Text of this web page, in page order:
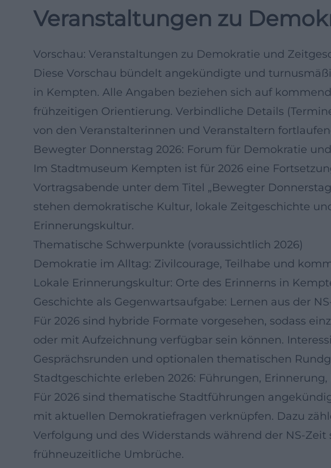
Veranstaltungen zu
Vorschau: Veranstaltungen zu Demokratie und
Diese Vorschau bündelt angekündigte und
in Kempten. Alle Angaben beziehen sich auf
frühzeitigen Orientierung. Verbindliche Details
von den Veranstalterinnen und Veranstaltern
Bewegter Donnerstag 2026: Forum für Demokratie
Im Stadtmuseum Kempten ist für 2026 eine
Vortragsabende unter dem Titel „Bewegter
stehen demokratische Kultur, lokale Zeitgeschichte
Erinnerungskultur.
Thematische Schwerpunkte (voraussichtlich 2026)
Demokratie im Alltag: Zivilcourage, Teilhabe und
Lokale Erinnerungskultur: Orte des Erinnerns in
Geschichte als Gegenwartsaufgabe: Lernen aus der
Für 2026 sind hybride Formate vorgesehen, sodass
oder mit Aufzeichnung verfügbar sein können.
Gesprächsrunden und optionalen thematischen
Stadtgeschichte erleben 2026: Führungen, Erinnerung,
Für 2026 sind thematische Stadtführungen
mit aktuellen Demokratiefragen verknüpfen. Dazu
Verfolgung und des Widerstands während der NS-
frühneuzeitliche Umbrüche.